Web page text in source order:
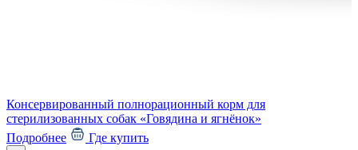
Консервированный полнорационный корм для
стерилизованных собак «Говядина и ягнёнок»
Подробнее
Где купить